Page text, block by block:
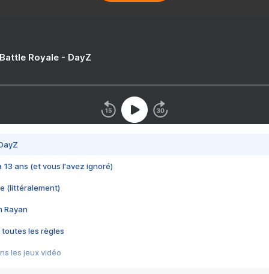
Royale - DayZ
13 ans (et vous l'avez ignoré)
(littéralement)
Rayan
toutes les règles
les jeux vidéo